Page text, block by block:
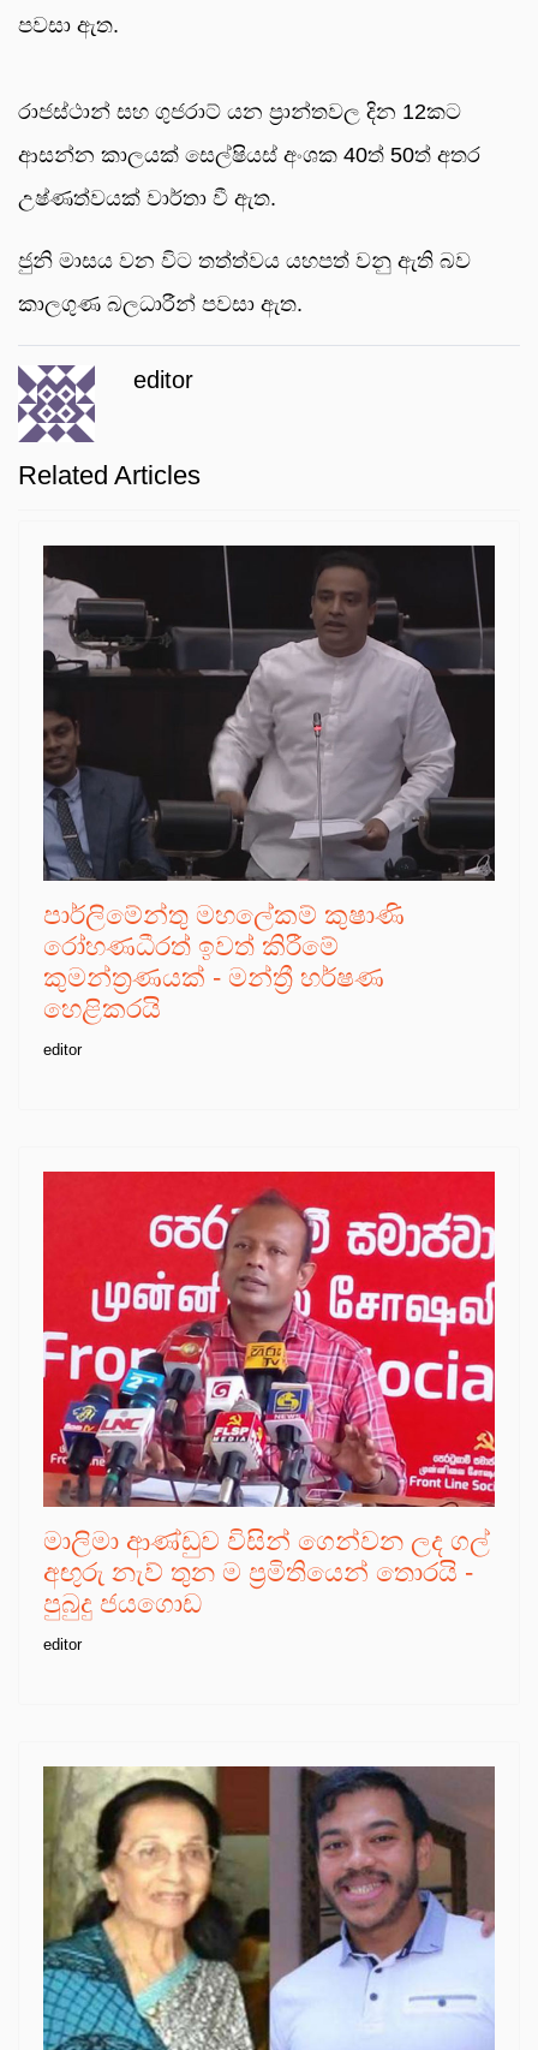
පවසා ඇත.
රාජස්ථාන් සහ ගුජරාට් යන ප්‍රාන්තවල දින 12කට
ආසන්න කාලයක් සෙල්ෂියස් අංශක 40ත් 50ත් අතර
උෂ්ණත්වයක් වාර්තා වී ඇත.
ජුනි මාසය වන විට තත්ත්වය යහපත් වනු ඇති බව
කාලගුණ බලධාරීන් පවසා ඇත.
editor
Related Articles
පාර්ලිමේන්තු මහලේකම් කුෂාණි
රෝහණධීරත් ඉවත් කිරීමේ
කුමන්ත්‍රණයක් - මන්ත්‍රී හර්ෂණ
හෙළිකරයි
editor
මාලිමා ආණ්ඩුව විසින් ගෙන්වන ලද ගල්
අඟුරු නැව් තුන ම ප්‍රමිතියෙන් තොරයි -
පුබුදු ජයගොඩ
editor